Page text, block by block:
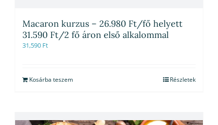
Macaron kurzus – 26.980 Ft/fő helyett
31.590 Ft/2 fő áron első alkalommal
31,590 Ft
Kosárba teszem Részletek